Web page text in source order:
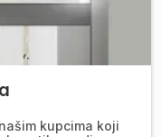
kupcima koji